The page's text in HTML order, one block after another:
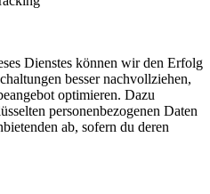
Dienstes können wir den Erfolg
besser nachvollziehen,
optimieren. Dazu
personenbezogenen Daten
ab, sofern du deren